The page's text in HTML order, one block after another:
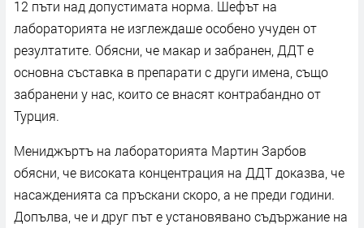
12 пъти над допустимата норма. Шефът на
лабораторията не изглеждаше особено учуден от
резултатите. Обясни, че макар и забранен, ДДТ е
основна съставка в препарати с други имена, също
забранени у нас, които се внасят контрабандно от
Турция.
Мениджъртъ на лабораторията Мартин Зарбов
обясни, че високата концентрация на ДДТ доказва, че
насажденията са пръскани скоро, а не преди години.
Допълва, че и друг път е установявано съдържание на